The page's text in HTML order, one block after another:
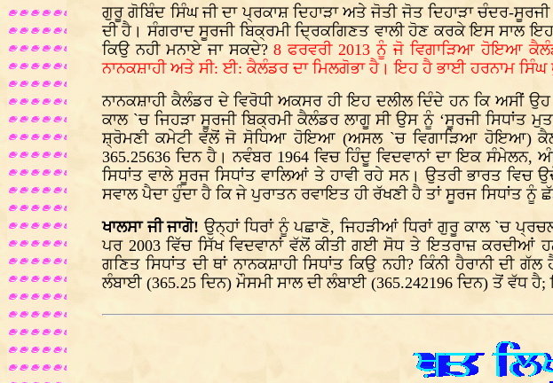
ਗੁਰੂ ਗੋਬਿੰਦ ਸਿੰਘ ਜੀ ਦਾ ਪ੍ਰਕਾਸ਼ ਦਿਹਾੜਾ ਅਤੇ ਜੋਤੀ ਜੋਤ ਦਿਹਾੜਾ ਚੰਦਰ-
ਦੀ ਹੈ। ਸੰਗਰਾਦ ਸੂਰਜੀ ਬਿਕ੍ਰਮੀ ਦ੍ਰਿਕਗਿਣਤ ਵਾਲੀ ਹੋਣ ਕਰਕੇ ਇਸ ਸਾਲ
ਕਿਉ ਨਹੀ ਮਨਾਏ ਜਾ ਸਕਦੇ?8 ਫਰਵਰੀ 2013 ਨੂੰ ਜੋ ਵਿਗਾੜਿਆ ਹੋਇਆ
ਨਾਨਕਸ਼ਾਹੀ ਅਤੇ ਸੀ: ਈ: ਕੈਲੰਡਰ ਦਾ ਮਿਲਗੋਭਾ ਹੈ। ਇਹ ਹੈ ਭਾਈ ਹਰਨਾਮ
ਨਾਨਕਸ਼ਾਹੀ ਕੈਲੰਡਰ ਦੇ ਵਿਰੋਧੀ ਅਕਸਰ ਹੀ ਇਹ ਦਲੀਲ ਦਿੰਦੇ ਹਨ ਕਿ ਅਸੀਂ
ਕਾਲ `ਚ ਜਿਹੜਾ ਸੂਰਜੀ ਬਿਕ੍ਰਮੀ ਕੈਲੰਡਰ ਲਾਗੂ ਸੀ ਉਸ ਨੂੰ ‘ਸੂਰਜੀ ਸਿਧਾਂਤ
ਸ਼੍ਰੋਮਣੀ ਕਮੇਟੀ ਵੱਲੋਂ ਜੋ ਸੋਧਿਆ ਹੋਇਆ (ਅਸਲ `ਚ ਵਿਗਾੜਿਆ ਹੋਇਆ)
365.25636 ਦਿਨ ਹੈ। ਨਵੰਬਰ 1964 ਵਿਚ ਹਿੰਦੂ ਵਿਦਵਾਨਾਂ ਦਾ ਇਕ
ਸਿਧਾਂਤ ਵਾਲੇ ਸੂਰਜ ਸਿਧਾਂਤ ਵਾਲਿਆਂ ਤੇ ਹਾਵੀ ਰਹੇ ਸਨ। ਉਤਰੀ ਭਾਰਤ
ਸਵਾਲ ਪੈਦਾ ਹੁੰਦਾ ਹੈ ਕਿ ਜੇ ਪੁਰਾਤਨ ਰਵਾਇਤ ਹੀ ਰੱਖਣੀ ਹੈ ਤਾਂ ਸੂਰਜ ਸਿਧਾਂਤ
ਖਾਲਸਾ ਜੀ ਜਾਗੋ! ਉਨ੍ਹਾਂ ਧਿਰਾਂ ਨੂੰ ਪਛਾਣੋ, ਜਿਹੜੀਆਂ ਧਿਰਾਂ ਗੁਰੂ ਕਾਲ `ਚ
ਪਰ 2003 ਵਿੱਚ ਸਿੱਖ ਵਿਦਵਾਨਾਂ ਵੱਲੋਂ ਕੀਤੀ ਗਈ ਸੋਧ ਤੇ ਇਤਰਾਜ਼ ਕਰਦੀਆਂ
ਗਣਿਤ ਸਿਧਾਂਤ ਦੀ ਥਾਂ ਨਾਨਕਸ਼ਾਹੀ ਸਿਧਾਂਤ ਕਿਉ ਨਹੀ? ਕਿੰਨੀ ਹੈਰਾਨੀ
ਲੰਬਾਈ (365.25 ਦਿਨ) ਮੌਸਮੀ ਸਾਲ ਦੀ ਲੰਬਾਈ (365.242196 ਦਿਨ) ਤੋਂ ਵੱਧ